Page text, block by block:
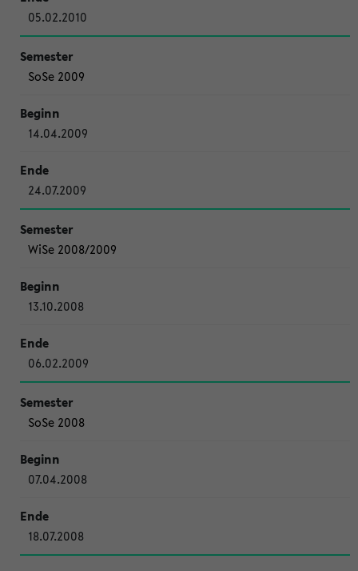
05.02.2010
SoSe 2009
14.04.2009
24.07.2009
WiSe 2008/2009
13.10.2008
06.02.2009
SoSe 2008
07.04.2008
18.07.2008